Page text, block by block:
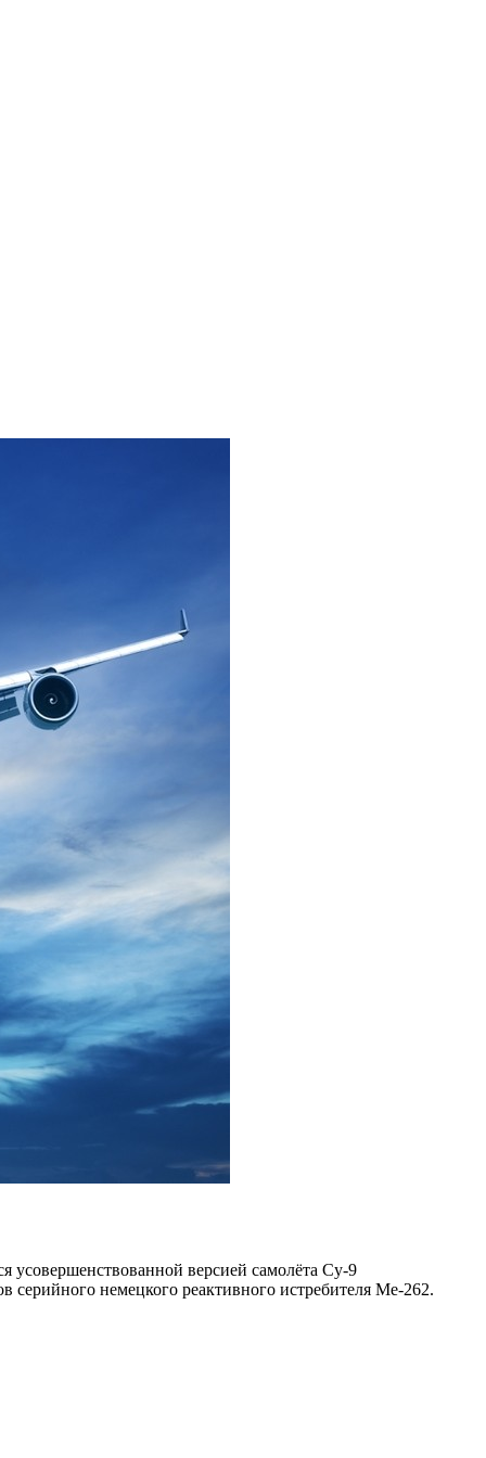
усовершенствованной версией самолёта Су-9
серийного немецкого реактивного истребителя Ме-262.